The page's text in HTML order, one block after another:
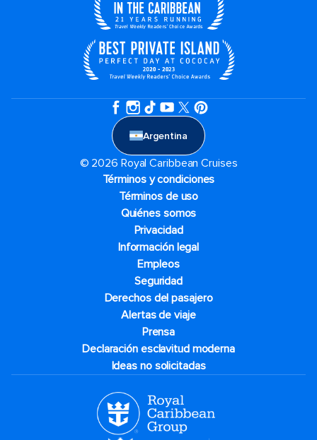
Argentina
© 2026 Royal Caribbean Cruises
Términos y condiciones
Términos de uso
Quiénes somos
Privacidad
Información legal
Empleos
Seguridad
Derechos del pasajero
Alertas de viaje
Prensa
Declaración esclavitud moderna
Ideas no solicitadas